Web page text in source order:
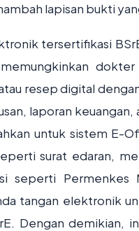
lapisan bukti
tersertifikasi
resep digital
laporan
untuk sistem E-
surat edaran,
seperti
tangan elektronik
Dengan demikian,